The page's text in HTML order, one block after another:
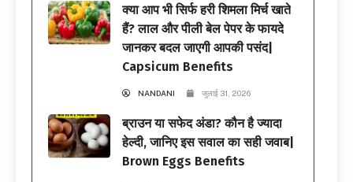
क्या आप भी सिर्फ हरी शिमला मिर्च खाते
हैं? लाल और पीली बेल पेपर के फायदे
जानकर बदल जाएगी आपकी पसंद|
Capsicum Benefits
NANDANI जुलाई 31, 2026
ब्राउन या सफेद अंडा? कौन है ज्यादा
हेल्दी, जानिए इस सवाल का सही जवाब|
Brown Eggs Benefits